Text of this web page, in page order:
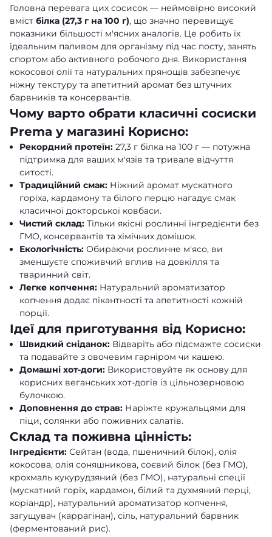
Головна перевага цих сосисок — неймовірно високий
вміст білка (27,3 г на 100 г), що значно перевищує
показники більшості м'ясних аналогів. Це робить їх
ідеальним паливом для організму під час посту, занять
спортом або активного робочого дня. Використання
кокосової олії та натуральних прянощів забезпечує
ніжну текстуру та апетитний аромат без штучних
барвників та консервантів.
Чому варто обрати класичні сосиски
Prema у магазині Корисно:
Рекордний протеїн: 27,3 г білка на 100 г — потужна
підтримка для ваших м'язів та тривале відчуття
ситості.
Традиційний смак: Ніжний аромат мускатного
горіха, кардамону та білого перцю нагадує смак
класичної докторської ковбаси.
Чистий склад: Тільки якісні рослинні інгредієнти без
ГМО, консервантів та хімічних домішок.
Екологічність: Обираючи рослинне м'ясо, ви
зменшуєте споживчий вплив на довкілля та
тваринний світ.
Легке копчення: Натуральний ароматизатор
копчення додає пікантності та апетитності кожній
порції.
Ідеї для приготування від Корисно:
Швидкий сніданок: Відваріть або підсмажте сосиски
та подавайте з овочевим гарніром чи кашею.
Домашні хот-доги: Використовуйте як основу для
корисних веганських хот-догів із цільнозерновою
булочкою.
Доповнення до страв: Наріжте кружальцями для
піци, солянки або поживних салатів.
Склад та поживна цінність:
Інгредієнти: Сейтан (вода, пшеничний білок), олія
кокосова, олія соняшникова, соєвий білок (без ГМО),
крохмаль кукурудзяний (без ГМО), натуральні спеції
(мускатний горіх, кардамон, білий та духмяний перці,
коріандр), натуральний ароматизатор копчення,
загущувач (каррагінан), сіль, натуральний барвник
(ферментований рис).